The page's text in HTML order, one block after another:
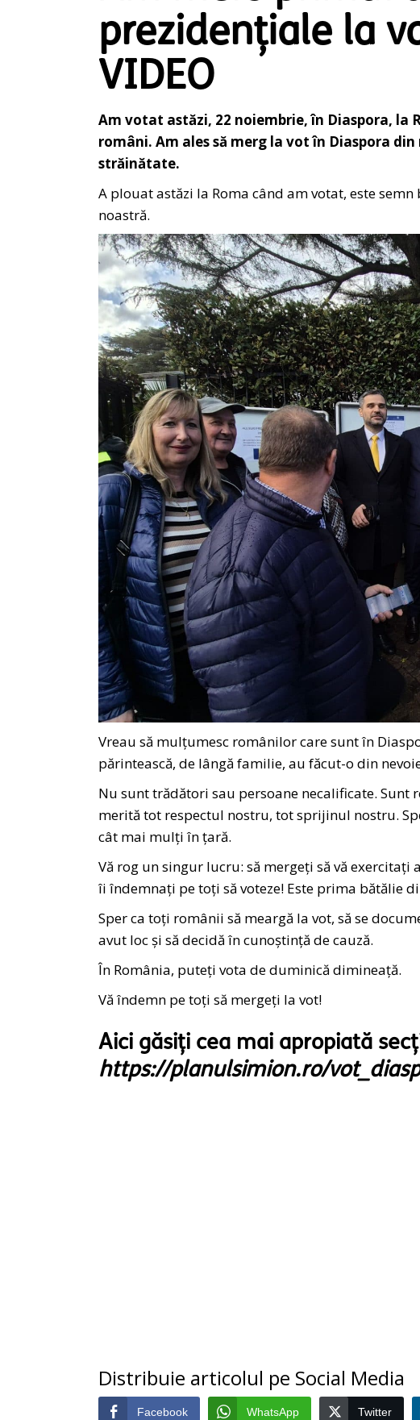
prezidențiale la
VIDEO
Am votat astăzi, 22 noiembrie, în Diaspora,
români. Am ales să merg la vot în Diaspora
străinătate.
A plouat astăzi la Roma când am votat, este
noastră.
Vreau să mulțumesc românilor care sunt în
părintească, de lângă familie, au făcut-o din
Nu sunt trădători sau persoane necalificate. Sunt
merită tot respectul nostru, tot sprijinul nostru.
cât mai mulți în țară.
Vă rog un singur lucru: să mergeți să vă exercitați
îi îndemnați pe toți să voteze! Este prima bătălie
Sper ca toți românii să meargă la vot, să se
avut loc și să decidă în cunoștință de cauză.
În România, puteți vota de duminică dimineață.
Vă îndemn pe toți să mergeți la vot!
Aici găsiți cea mai apropiată
https://planulsimion.ro/
Distribuie articolul pe Social Media
Facebook WhatsApp Twitter